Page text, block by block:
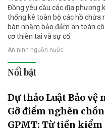
Đồng yêu cầu các địa phương
thống kê toàn bộ các hồ chứa
bàn nhằm bảo đảm an toàn
cơ thiên tai và sự cố.
An ninh nguồn nước
Nổi bật
Dự thảo Luật Bảo vệ
Gỡ điểm nghẽn
GPMT: Từ tiền